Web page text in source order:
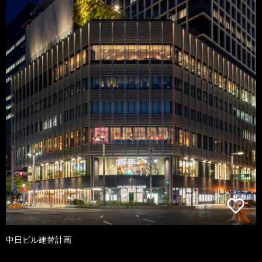
中日ビル建替計画